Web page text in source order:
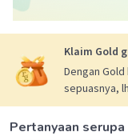
Klaim Gold
Dengan
sepuasnya,
Pertanyaan serupa